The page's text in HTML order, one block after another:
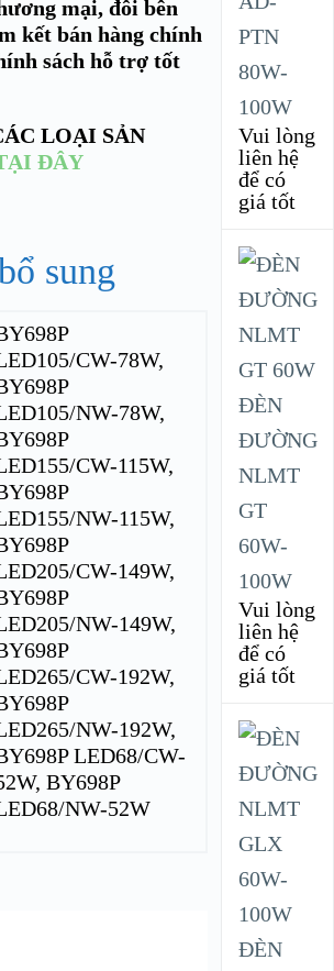
mại, đôi bên
kết bán hàng chính
sách hỗ trợ tốt
LOẠI SẢN
ĐÂY
sung
CW-78W,
NW-78W,
CW-115W,
NW-115W,
CW-149W,
NW-149W,
CW-192W,
NW-192W,
LED68/CW-
BY698P
NW-52W
PTN
80W-
100W
Vui lòng
liên hệ
để có
giá tốt
ĐÈN
ĐƯỜNG
NLMT
GT
60W-
100W
Vui lòng
liên hệ
để có
giá tốt
ĐÈN